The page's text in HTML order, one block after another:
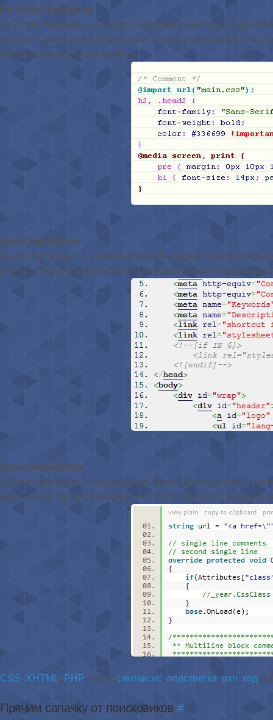
FV Code Highlighter
FV Code Highlighter — плагин подсветки синтаксиса для
схема по умолчанию аналогична схеме в программе
можно изменить в настройках.
Quick Highlighter
Quick Highlighter — полезный онлайн сервис для
в текст с подсветкой синтаксиса, готовый к использованию
SyntaxHighlighter
SyntaxHighlighter — популярный скрипт для подсветки
кода в сети. SyntaxHighlighter это 100% javascript, поэтому
CSS, XHTML, PHP / Теги: синтаксис, подстветка, пхп, код /
Прячим сапачку от поисковиков#